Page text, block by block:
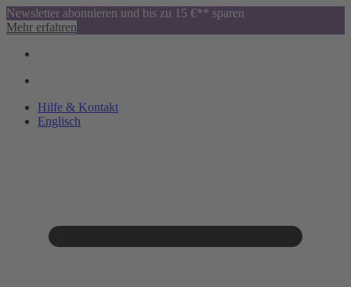
Newsletter abonnieren und bis zu 15 €** sparen
Mehr erfahren
Hilfe & Kontakt
Englisch